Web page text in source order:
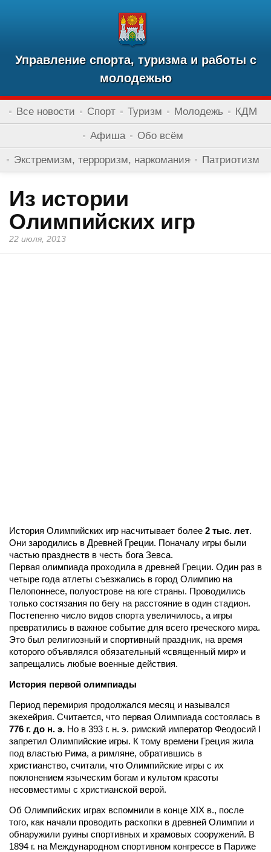
Управление спорта, туризма и работы с
молодежью
Все новости Спорт Туризм Молодежь КДМ
Афиша Обо всём
Экстремизм, терроризм, наркомания Патриотизм
Из истории
Олимпийских игр
22 июля, 2013
История Олимпийских игр насчитывает более 2 тыс. лет.
Они зародились в Древней Греции. Поначалу игры были
частью празднеств в честь бога Зевса.
Первая олимпиада проходила в древней Греции. Один раз в
четыре года атлеты съезжались в город Олимпию на
Пелопоннесе, полуострове на юге страны. Проводились
только состязания по бегу на расстояние в один стадион.
Постепенно число видов спорта увеличилось, а игры
превратились в важное событие для всего греческого мира.
Это был религиозный и спортивный праздник, на время
которого объявлялся обязательный «священный мир» и
запрещались любые военные действия.
История первой олимпиады
Период перемирия продолжался месяц и назывался
экехейрия. Считается, что первая Олимпиада состоялась в
776 г. до н. э. Но в 393 г. н. э. римский император Феодосий I
запретил Олимпийские игры. К тому времени Греция жила
под властью Рима, а римляне, обратившись в
христианство, считали, что Олимпийские игры с их
поклонением языческим богам и культом красоты
несовместимы с христианской верой.
Об Олимпийских играх вспомнили в конце XIX в., после
того, как начали проводить раскопки в древней Олимпии и
обнаружили руины спортивных и храмовых сооружений. В
1894 г. на Международном спортивном конгрессе в Париже